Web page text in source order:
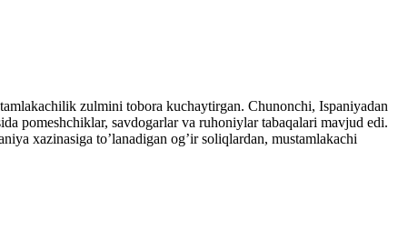
zulmini tobora kuchaytirgan. Chunonchi, Ispaniyadan
pomeshchiklar, savdogarlar va ruhoniylar tabaqalari mavjud edi.
xazinasiga to’lanadigan og’ir soliqlardan, mustamlakachi